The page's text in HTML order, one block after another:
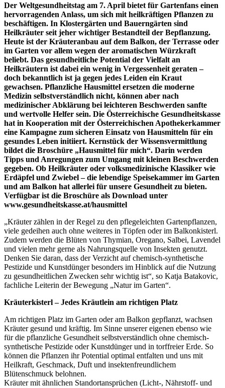
Der Weltgesundheitstag am 7. April bietet für Gartenfans einen
hervorragenden Anlass, um sich mit heilkräftigen Pflanzen zu
beschäftigen. In Klostergärten und Bauerngärten sind
Heilkräuter seit jeher wichtiger Bestandteil der Bepflanzung.
Heute ist der Kräuteranbau auf dem Balkon, der Terrasse oder
im Garten vor allem wegen der aromatischen Würzkraft
beliebt. Das gesundheitliche Potential der Vielfalt an
Heilkräutern ist dabei ein wenig in Vergessenheit geraten –
doch bekanntlich ist ja gegen jedes Leiden ein Kraut
gewachsen. Pflanzliche Hausmittel ersetzen die moderne
Medizin selbstverständlich nicht, können aber nach
medizinischer Abklärung bei leichteren Beschwerden sanfte
und wertvolle Helfer sein. Die Österreichische Gesundheitskasse
hat in Kooperation mit der Österreichischen Apothekerkammer
eine Kampagne zum sicheren Einsatz von Hausmitteln für ein
gesundes Leben initiiert. Kernstück der Wissensvermittlung
bildet die Broschüre „Hausmittel für mich“. Darin werden
Tipps und Anregungen zum Umgang mit kleinen Beschwerden
gegeben. Ob Heilkräuter oder volksmedizinische Klassiker wie
Erdäpfel und Zwiebel – die lebendige Speisekammer im Garten
und am Balkon hat allerlei für unsere Gesundheit zu bieten.
Verfügbar ist die Broschüre als Download unter
www.gesundheitskasse.at/hausmittel
„Kräuter zählen in der Regel zu den pflegeleichten Gartenpflanzen,
viele gedeihen auch ohne weiteres in Töpfen oder im Balkonkisterl.
Zudem werden die Blüten von Thymian, Oregano, Salbei, Lavendel
und vielen mehr gerne als Nahrungsquelle von Insekten genutzt.
Denken Sie daran, dass der Verzicht auf chemisch-synthetische
Pestizide und Kunstdünger besonders im Hinblick auf die Nutzung
zu gesundheitlichen Zwecken sehr wichtig ist“, so Katja Batakovic,
fachliche Leiterin der Bewegung „Natur im Garten“.
Kräuterkisterl – Jedes Kräutlein am richtigen Platz
Am richtigen Platz im Garten oder am Balkon gepflanzt, wachsen
Kräuter gesund und kräftig. Im Sinne unserer eigenen ebenso wie
für die pflanzliche Gesundheit selbstverständlich ohne chemisch-
synthetische Pestizide oder Kunstdünger und in torffreier Erde. So
können die Pflanzen ihr Potential optimal entfalten und uns mit
Heilkraft, Geschmack, Duft und insektenfreundlichem
Blütenschmuck belohnen.
Kräuter mit ähnlichen Standortansprüchen (Licht-, Nährstoff- und